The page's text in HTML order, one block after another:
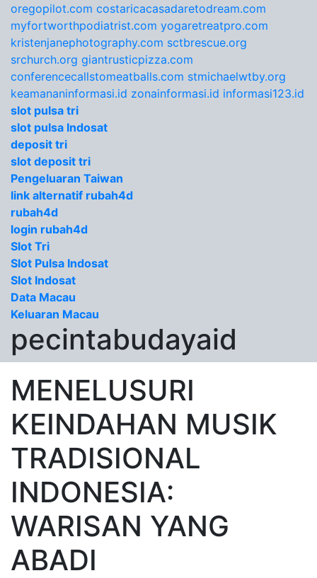
oregopilot.com costaricacasadaretodream.com
myfortworthpodiatrist.com yogaretreatpro.com
kristenjanephotography.com sctbrescue.org
srchurch.org giantrusticpizza.com
conferencecallstomeatballs.com stmichaelwtby.org
keamananinformasi.id zonainformasi.id informasi123.id
slot pulsa tri
slot pulsa Indosat
deposit tri
slot deposit tri
Pengeluaran Taiwan
link alternatif rubah4d
rubah4d
login rubah4d
Slot Tri
Slot Pulsa Indosat
Slot Indosat
Data Macau
Keluaran Macau
pecintabudayaid
MENELUSURI
KEINDAHAN MUSIK
TRADISIONAL
INDONESIA:
WARISAN YANG
ABADI